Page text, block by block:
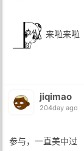
来啦来啦
jiqimao
204day ago
参与，一直美中过